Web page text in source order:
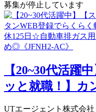
募集が停止しています
【20~30代活躍
ッと就職！】カ
UTエージェント株式会社